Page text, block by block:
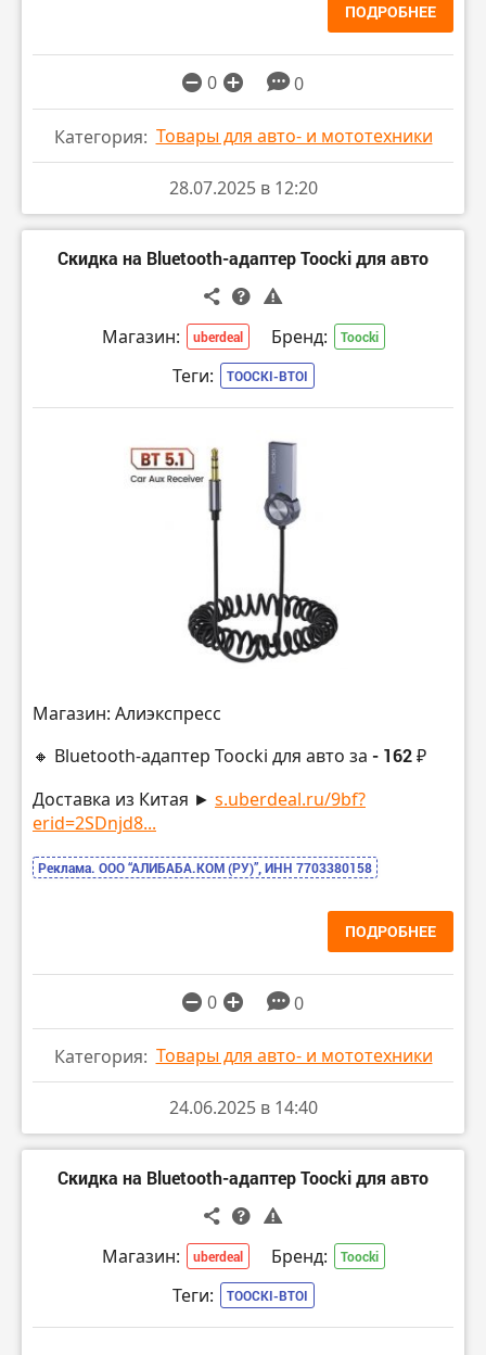
ПОДРОБНЕЕ
0 0
Категория: Товары для авто- и мототехники
28.07.2025 в 12:20
Скидка на Bluetooth-адаптер Toocki для авто
Магазин: uberdeal Бренд: Toocki
Теги: TOOCKI-BTOI
Магазин: Алиэкспресс
🔸 Bluetooth-адаптер Toocki для авто за - 162 ₽
Доставка из Китая ► s.uberdeal.ru/9bf?
erid=2SDnjd8...
Реклама. ООО “АЛИБАБА.КОМ (РУ)”, ИНН 7703380158
ПОДРОБНЕЕ
0 0
Категория: Товары для авто- и мототехники
24.06.2025 в 14:40
Скидка на Bluetooth-адаптер Toocki для авто
Магазин: uberdeal Бренд: Toocki
Теги: TOOCKI-BTOI